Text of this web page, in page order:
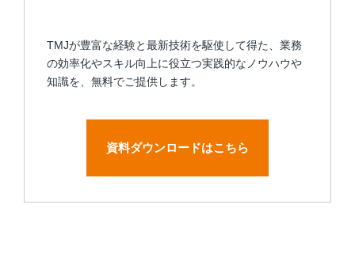
TMJが豊富な経験と最新技術を駆使して得た、業務
の効率化やスキル向上に役立つ実践的なノウハウや
知識を、無料でご提供します。
資料ダウンロードはこちら